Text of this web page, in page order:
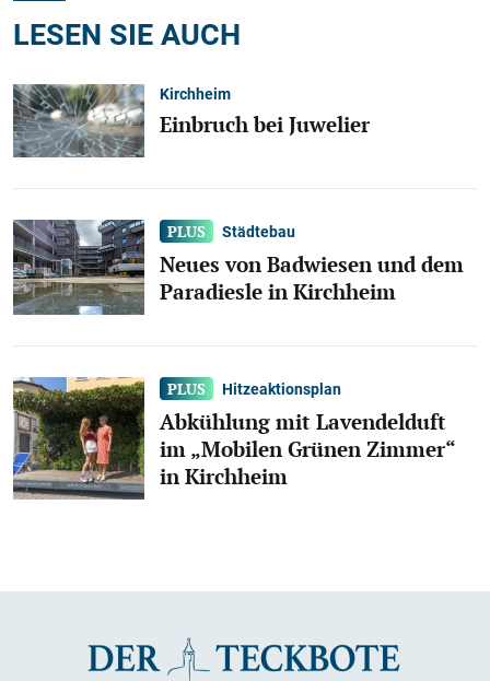
LESEN SIE AUCH
Kirchheim
Einbruch bei Juwelier
Städtebau
Neues von Badwiesen und dem
Paradiesle in Kirchheim
Hitzeaktionsplan
Abkühlung mit Lavendelduft
im „Mobilen Grünen Zimmer“
in Kirchheim